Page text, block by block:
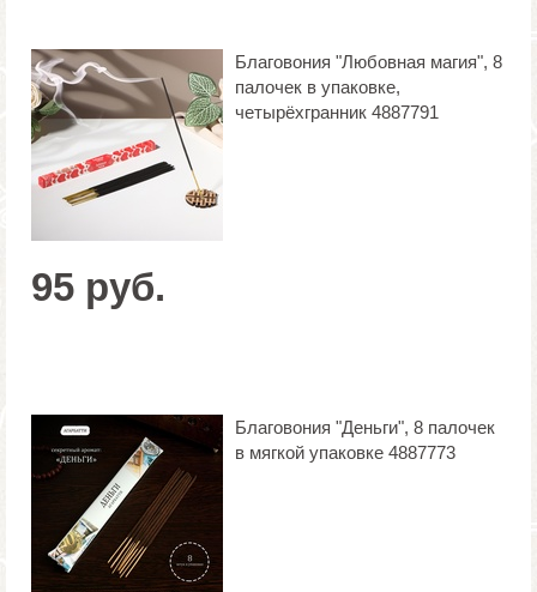
Благовония "Любовная магия", 8
палочек в упаковке,
четырёхгранник 4887791
95 руб.
Благовония "Деньги", 8 палочек
в мягкой упаковке 4887773